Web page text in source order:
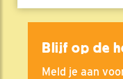
Blijf op de
Meld je aan